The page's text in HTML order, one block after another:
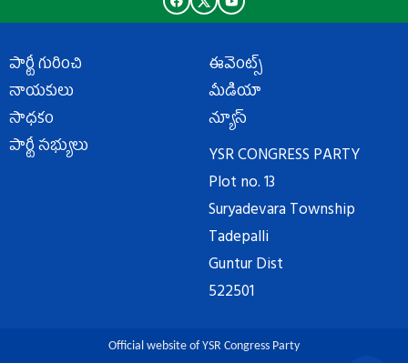
పార్టీ గురించి
నాయకులు
సాధకం
పార్టీ సభ్యులు
ఈవెంట్స్
మీడియా
న్యూస్
YSR CONGRESS PARTY
Plot no. 13
Suryadevara Township
Tadepalli
Guntur Dist
522501
Official website of YSR Congress Party